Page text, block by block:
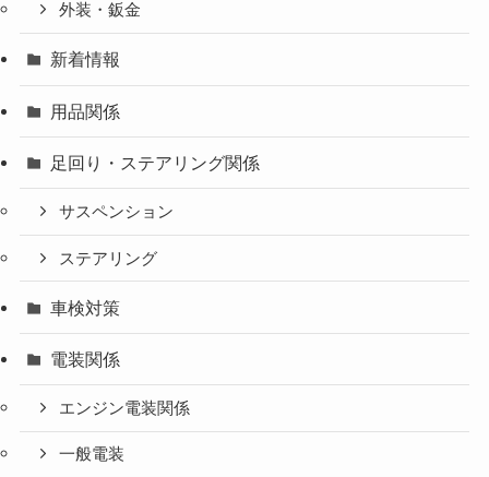
外装・鈑金
新着情報
用品関係
足回り・ステアリング関係
サスペンション
ステアリング
車検対策
電装関係
エンジン電装関係
一般電装